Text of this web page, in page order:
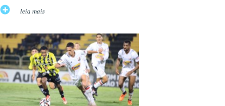
leia mais